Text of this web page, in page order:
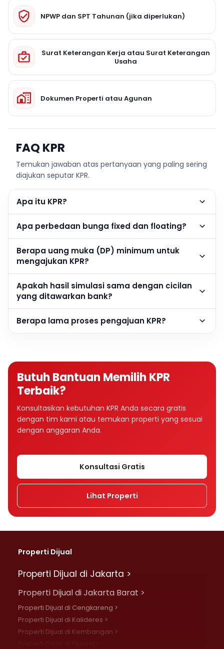
NPWP dan SPT Tahunan (jika diperlukan)
Surat Keterangan Kerja atau Surat Keterangan
Usaha
Dokumen Properti atau Agunan
FAQ KPR
Temukan jawaban atas pertanyaan yang paling sering
diajukan seputar KPR.
Apa itu KPR?
Apa perbedaan bunga fixed dan floating?
Berapa uang muka (DP) minimum untuk
mengajukan KPR?
Apakah hasil simulasi sama dengan cicilan
yang ditawarkan bank?
Berapa lama proses pengajuan KPR?
Butuh Bantuan Memilih KPR
Terbaik?
Konsultasikan kebutuhan KPR Anda secara gratis
dengan tim kami atau temukan properti yang sesuai
dengan anggaran Anda.
Konsultasi Gratis
Lihat Properti
Properti Dijual
Properti Dijual di Jakarta >
Properti Dijual di Jakarta Barat >
Properti Dijual di Cengkareng >
Properti Dijual di Kalideres >
Properti Dijual di Kembangan >